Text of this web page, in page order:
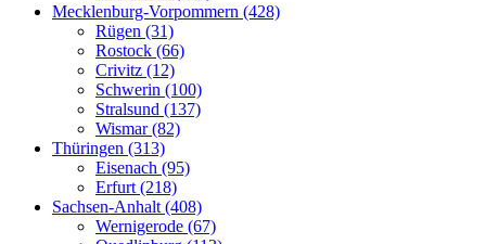
Mecklenburg-Vorpommern (428)
Rügen (31)
Rostock (66)
Crivitz (12)
Schwerin (100)
Stralsund (137)
Wismar (82)
Thüringen (313)
Eisenach (95)
Erfurt (218)
Sachsen-Anhalt (408)
Wernigerode (67)